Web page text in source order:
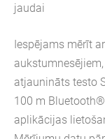
jaudai
Iespējams mērīt
atjaunināts testo
100 m
aplikācijas